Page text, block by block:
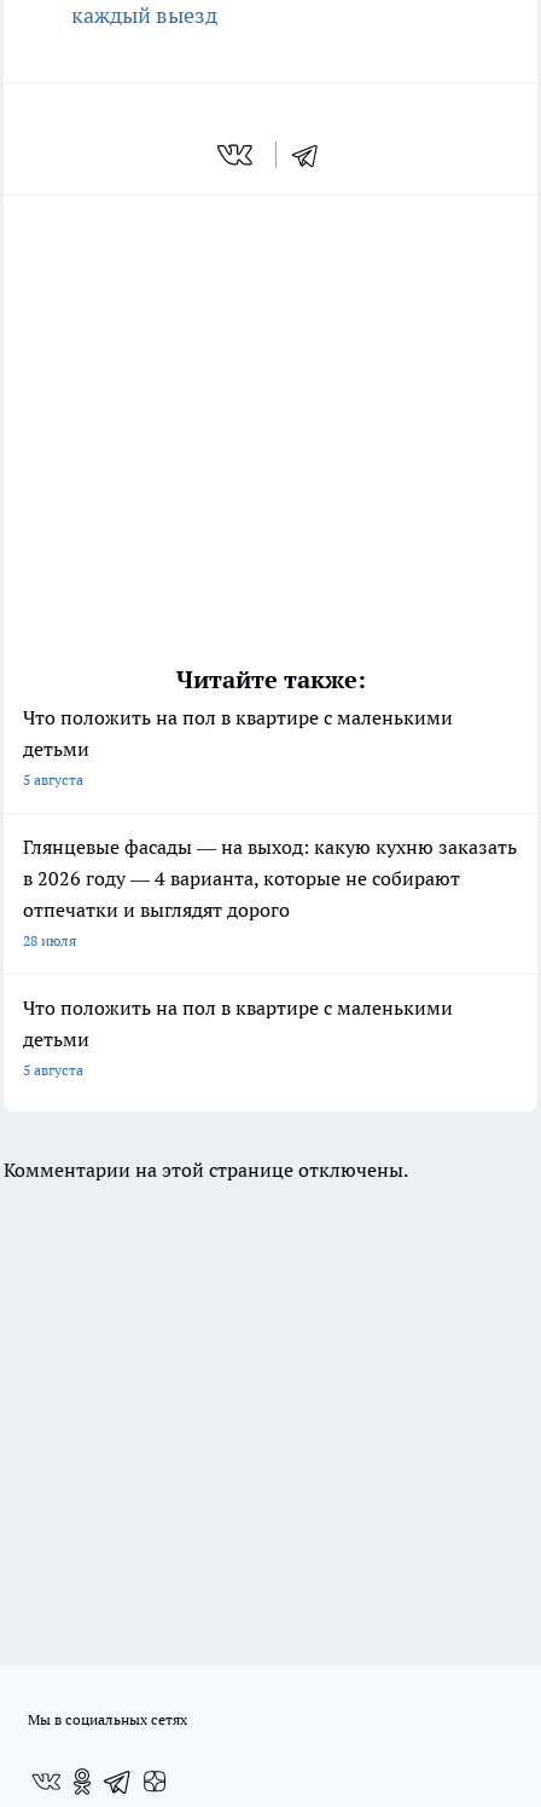
каждый выезд
Читайте также:
Что положить на пол в квартире с маленькими
детьми
5 августа
Глянцевые фасады — на выход: какую кухню заказать
в 2026 году — 4 варианта, которые не собирают
отпечатки и выглядят дорого
28 июля
Что положить на пол в квартире с маленькими
детьми
5 августа
Комментарии на этой странице отключены.
Мы в социальных сетях